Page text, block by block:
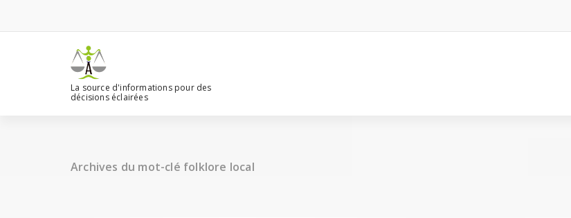
contenu
La source d'informations pour des
décisions éclairées
Archives du mot-clé folklore local